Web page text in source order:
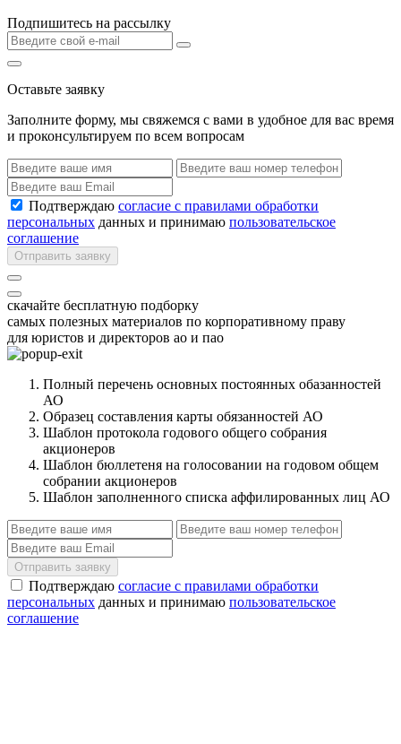
Подпишитесь на рассылку
Оставьте заявку
Заполните форму, мы свяжемся с вами в удобное для вас время
и проконсультируем по всем вопросам
Подтверждаю согласие с правилами обработки
персональных данных и принимаю пользовательское
соглашение
Отправить заявку
скачайте бесплатную подборку
самых полезных материалов по корпоративному праву
для юристов и директоров ао и пао
Полный перечень основных постоянных обазанностей
АО
Образец составления карты обязанностей АО
Шаблон протокола годового общего собрания
акционеров
Шаблон бюллетеня на голосовании на годовом общем
собрании акционеров
Шаблон заполненного списка аффилированных лиц АО
Отправить заявку
Подтверждаю согласие с правилами обработки
персональных данных и принимаю пользовательское
соглашение